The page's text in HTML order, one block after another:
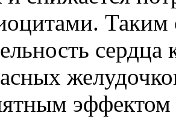
Таким